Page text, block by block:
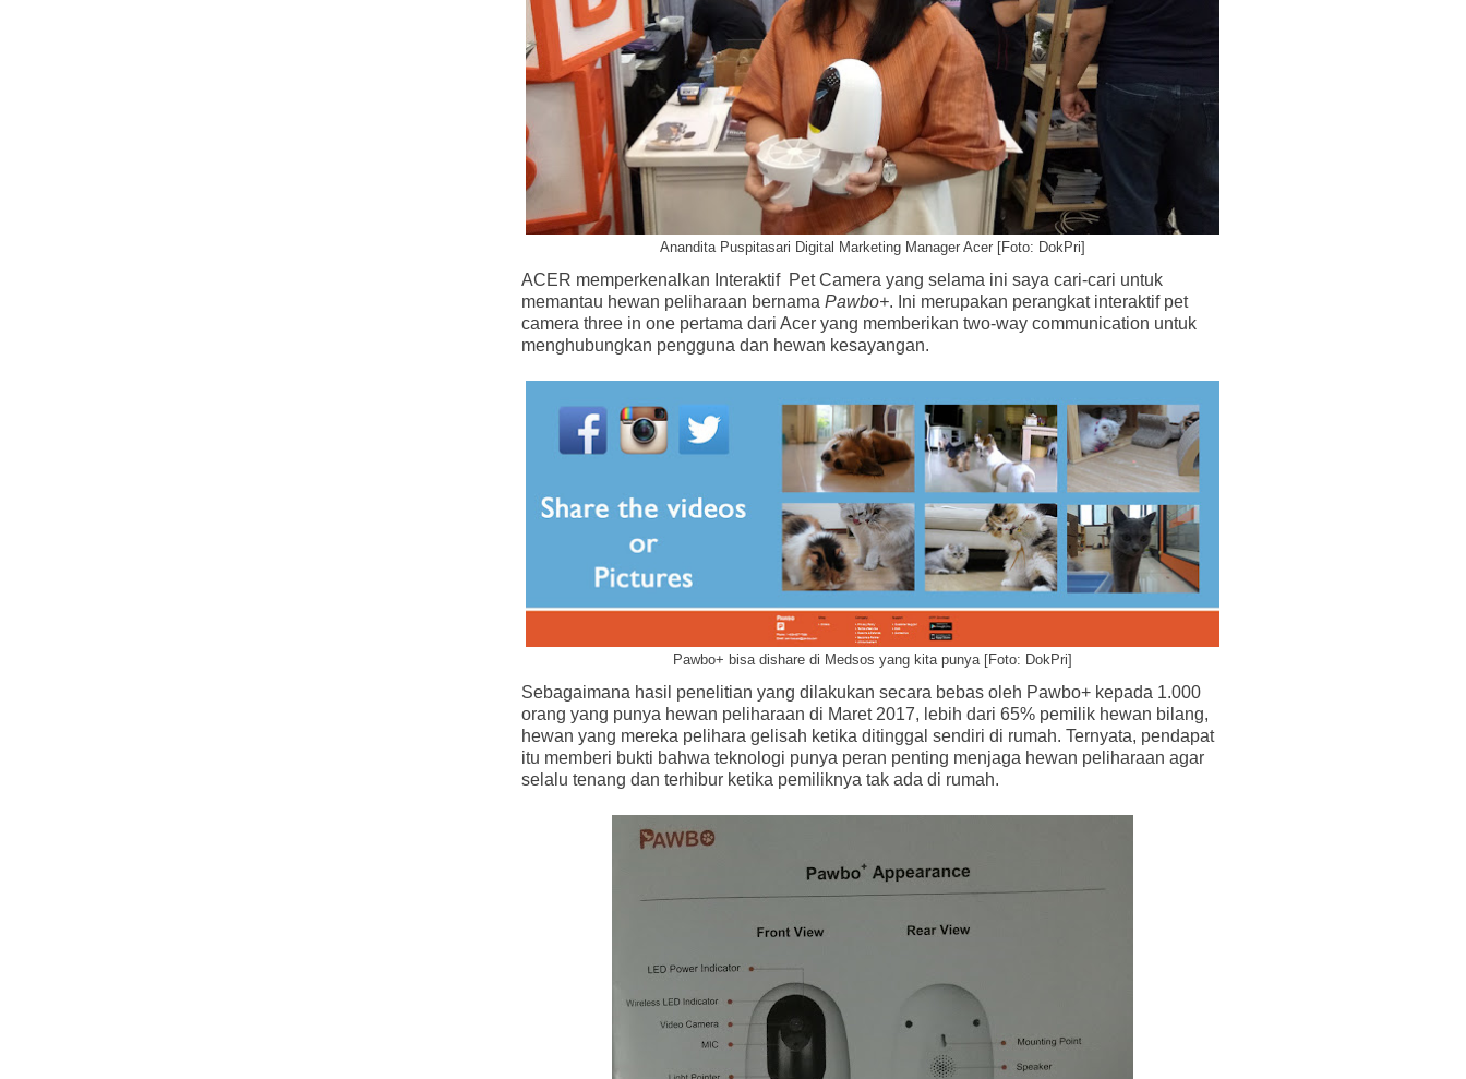
Anandita Puspitasari Digital Marketing Manager Acer [Foto: DokPri]
ACER memperkenalkan Interaktif Pet Camera yang selama ini saya cari-cari untuk
memantau hewan peliharaan bernama Pawbo+. Ini merupakan perangkat interaktif pet
camera three in one pertama dari Acer yang memberikan two-way communication untuk
menghubungkan pengguna dan hewan kesayangan.
Pawbo+ bisa dishare di Medsos yang kita punya [Foto: DokPri]
Sebagaimana hasil penelitian yang dilakukan secara bebas oleh Pawbo+ kepada 1.000
orang yang punya hewan peliharaan di Maret 2017, lebih dari 65% pemilik hewan bilang,
hewan yang mereka pelihara gelisah ketika ditinggal sendiri di rumah. Ternyata, pendapat
itu memberi bukti bahwa teknologi punya peran penting menjaga hewan peliharaan agar
selalu tenang dan terhibur ketika pemiliknya tak ada di rumah.